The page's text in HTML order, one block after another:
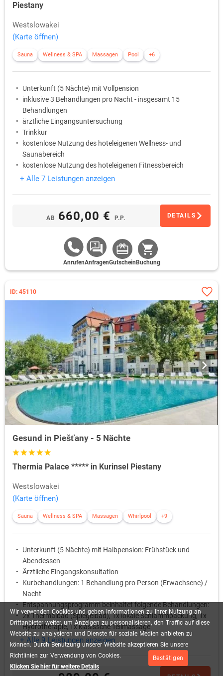
Wir verwenden Cookies und geben Informationen zu Ihrer Nutzung an
Drittanbieter weiter, um Anzeigen zu personalisieren, den Traffic auf diese
Website zu analysieren und Dienste für soziale Medien anbieten zu
können. Durch Benutzung unserer Website akzeptieren Sie unsere
Richtlinien zur Verwendung von Cookies.
Klicken Sie hier für weitere Details
Bestätigen
Piestany
Westslowakei
(Karte öffnen)
Sauna Wellness & SPA Massagen Pool +6
Unterkunft (5 Nächte) mit Vollpension
inklusive 3 Behandlungen pro Nacht - insgesamt 15
Behandlungen
ärztliche Eingangsuntersuchung
Trinkkur
kostenlose Nutzung des hoteleigenen Wellness- und
Saunabereich
kostenlose Nutzung des hoteleigenen Fitnessbereich
+ Alle 7 Leistungen anzeigen
AB 660,00 € P.P. DETAILS
AnrufenAnfragenGutschein Buchung
ID: 45110
Gesund in Piešťany - 5 Nächte
Thermia Palace ***** in Kurinsel Piestany
Westslowakei
(Karte öffnen)
Sauna Wellness & SPA Massagen Whirlpool +9
Unterkunft (5 Nächte) mit Halbpension: Frühstück und
Abendessen
Ärztliche Eingangskonsultation
Kurbehandlungen: 1 Behandlung pro Person (Erwachsene) /
Nacht
Entspannungsprogramm beinhaltet folgende Behandlungen:
2x Thermalbad (Spiegelbad), 1x lokale Schlammpackung, 1x
Hydrotherapie, 1x klasissche Teilmassage
Trinkkur
+ Alle 9 Leistungen anzeigen